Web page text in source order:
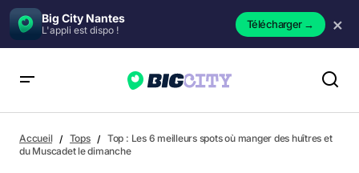
Big City Nantes
L'appli est dispo ! Télécharger→ ×
Muscadet le dimanche
Accueil Tops
Top : Les 6 meilleurs spots où manger des huîtres et
du Muscadet le dimanche